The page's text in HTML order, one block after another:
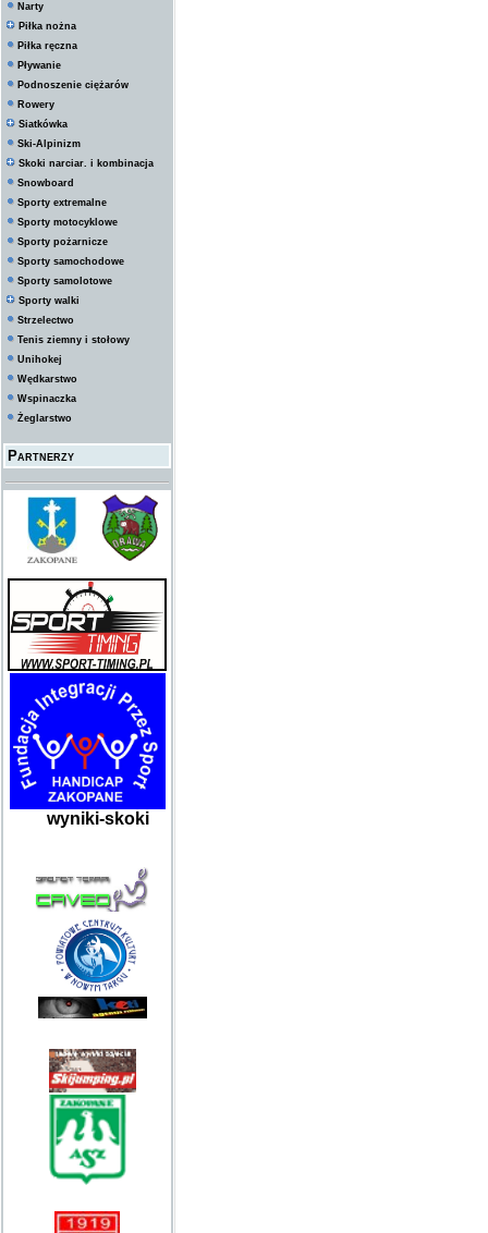
Narty
Piłka nożna
Piłka ręczna
Pływanie
Podnoszenie ciężarów
Rowery
Siatkówka
Ski-Alpinizm
Skoki narciar. i kombinacja
Snowboard
Sporty extremalne
Sporty motocyklowe
Sporty pożarnicze
Sporty samochodowe
Sporty samolotowe
Sporty walki
Strzelectwo
Tenis ziemny i stołowy
Unihokej
Wędkarstwo
Wspinaczka
Żeglarstwo
Partnerzy
wyniki-skoki